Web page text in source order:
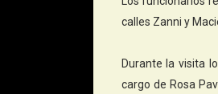
calles Zanni y
Durante la visita
cargo de Rosa